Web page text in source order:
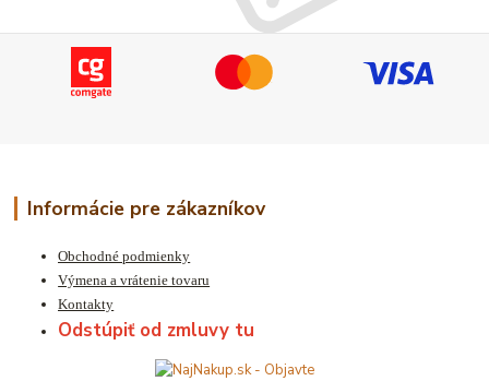
Informácie pre zákazníkov
Obchodné podmienky
Výmena a vrátenie tovaru
Kontakty
Odstúpiť od zmluvy tu